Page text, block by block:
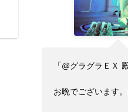
「@グラグラＥＸ
お晩でございます